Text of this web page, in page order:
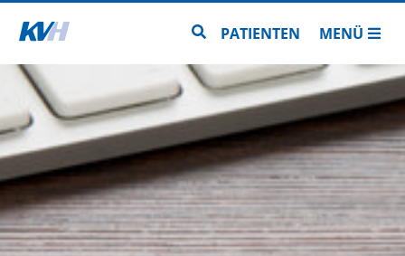
Zur Startseite Zur Seitensuche
PATIENTEN MENÜ